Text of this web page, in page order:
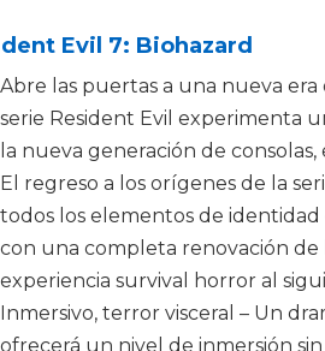
Evil 7: Biohazard
Abre las puertas a una nueva
serie Resident Evil experimenta
la nueva generación de
El regreso a los orígenes de la
todos los elementos de
con una completa renovación de
experiencia survival horror al
Inmersivo, terror visceral – Un
ofrecerá un nivel de inmersión